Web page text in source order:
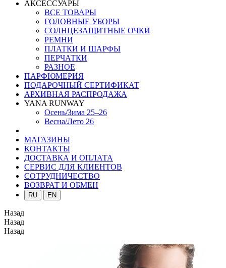
АКСЕССУАРЫ
ВСЕ ТОВАРЫ
ГОЛОВНЫЕ УБОРЫ
СОЛНЦЕЗАЩИТНЫЕ ОЧКИ
РЕМНИ
ПЛАТКИ И ШАРФЫ
ПЕРЧАТКИ
РАЗНОЕ
ПАРФЮМЕРИЯ
ПОДАРОЧНЫЙ СЕРТИФИКАТ
АРХИВНАЯ РАСПРОДАЖА
YANA RUNWAY
Осень/Зима 25–26
Весна/Лето 26
МАГАЗИНЫ
КОНТАКТЫ
ДОСТАВКА И ОПЛАТА
СЕРВИС ДЛЯ КЛИЕНТОВ
СОТРУДНИЧЕСТВО
ВОЗВРАТ И ОБМЕН
RU EN
Назад
Назад
Назад